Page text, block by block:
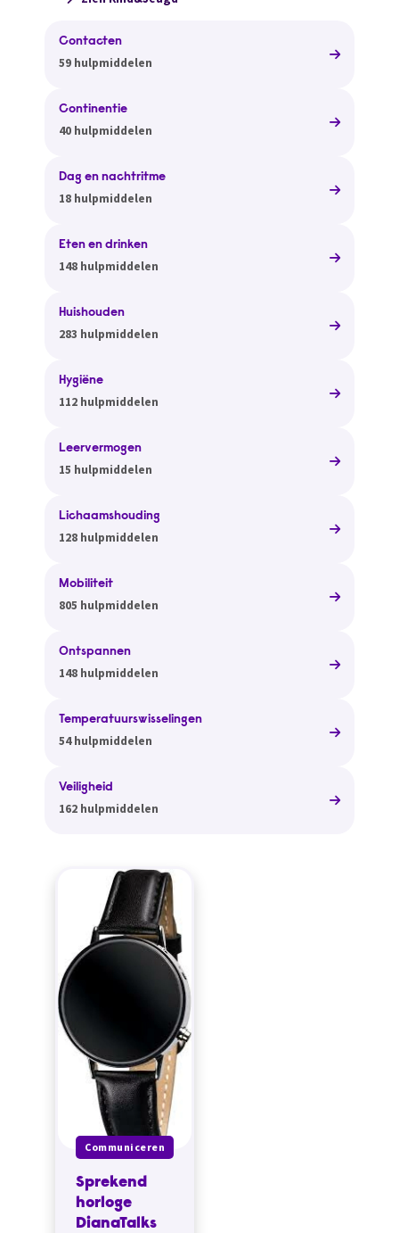
Contacten
59 hulpmiddelen
Continentie
40 hulpmiddelen
Dag en nachtritme
18 hulpmiddelen
Eten en drinken
148 hulpmiddelen
Huishouden
283 hulpmiddelen
Hygiëne
112 hulpmiddelen
Leervermogen
15 hulpmiddelen
Lichaamshouding
128 hulpmiddelen
Mobiliteit
805 hulpmiddelen
Ontspannen
148 hulpmiddelen
Temperatuurswisselingen
54 hulpmiddelen
Veiligheid
162 hulpmiddelen
Communiceren
Sprekend
horloge
DianaTalks